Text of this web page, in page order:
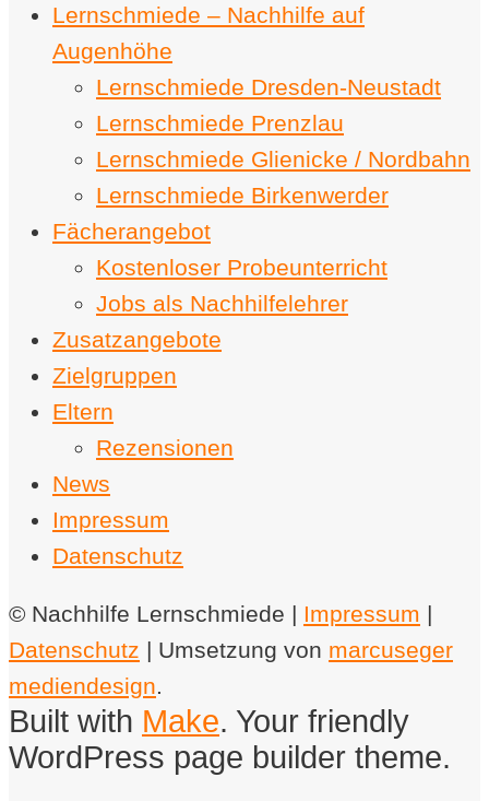
Lernschmiede – Nachhilfe auf
Augenhöhe
Lernschmiede Dresden-Neustadt
Lernschmiede Prenzlau
Lernschmiede Glienicke / Nordbahn
Lernschmiede Birkenwerder
Fächerangebot
Kostenloser Probeunterricht
Jobs als Nachhilfelehrer
Zusatzangebote
Zielgruppen
Eltern
Rezensionen
News
Impressum
Datenschutz
© Nachhilfe Lernschmiede | Impressum |
Datenschutz | Umsetzung von marcuseger
mediendesign.
Built with Make. Your friendly
WordPress page builder theme.